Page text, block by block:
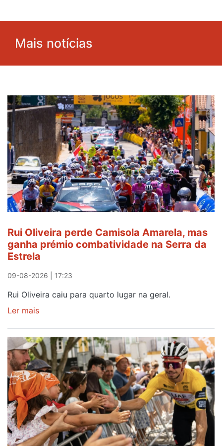
Mais notícias
Rui Oliveira perde Camisola Amarela, mas
ganha prémio combatividade na Serra da
Estrela
09-08-2026 | 17:23
Rui Oliveira caiu para quarto lugar na geral.
Ler mais
perde
Camisola
Amarela,
mas
ganha
prémio
combatividade
na
Serra